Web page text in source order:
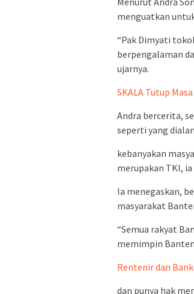
menguatkan
“Pak Dimyati
berpengalaman
ujarnya.
SKALA Tutup
Andra bercerita,
seperti yang
kebanyakan
merupakan TKI,
Ia menegaskan,
masyarakat
“Semua rakyat
memimpin
Rentenir dan
dan punya hak